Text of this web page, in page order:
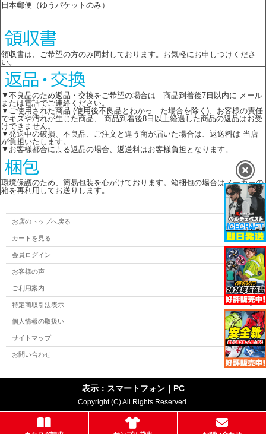
日本郵便（ゆうパケットのみ）
領収書は、ご希望の方のみ同封しております。お気軽にお申しつけくださ
い。
▼不良品のため返品・交換をご希望の場合は 商品到着後7日以内に メール
または電話でご連絡ください。
▼ご使用された商品 (使用後不良品とわかっ た場合を除く)、お客様の責任
でキズや汚れが生じた商品、 商品到着後8日以上経過した商品の返品はお受
けできません。
▼発送中の破損、不良品、ご注文と違う商が届いた場合は、返送料は 当店
が負担いたします。
▼お客様都合による返品の場合、返送料はお客様負担となります。
環境保護のため、簡易包装を心がけております。箱梱包の場合はメーカーの
箱を再利用してお送りします。
お店のトップへ戻る
カートを見る
会員ログイン
お客様の声
ご利用案内
特定商取引法表示
個人情報の取扱い
サイトマップ
お問い合わせ
表示：スマートフォン｜ PC
Copyright (C) All Rights Reserved.